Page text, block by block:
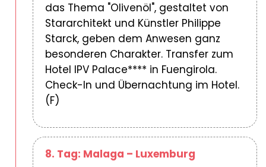
das Thema "Olivenöl", gestaltet von
Stararchitekt und Künstler Philippe
Starck, geben dem Anwesen ganz
besonderen Charakter. Transfer zum
Hotel IPV Palace**** in Fuengirola.
Check-In und Übernachtung im Hotel.
(F)
8. Tag: Malaga – Luxemburg